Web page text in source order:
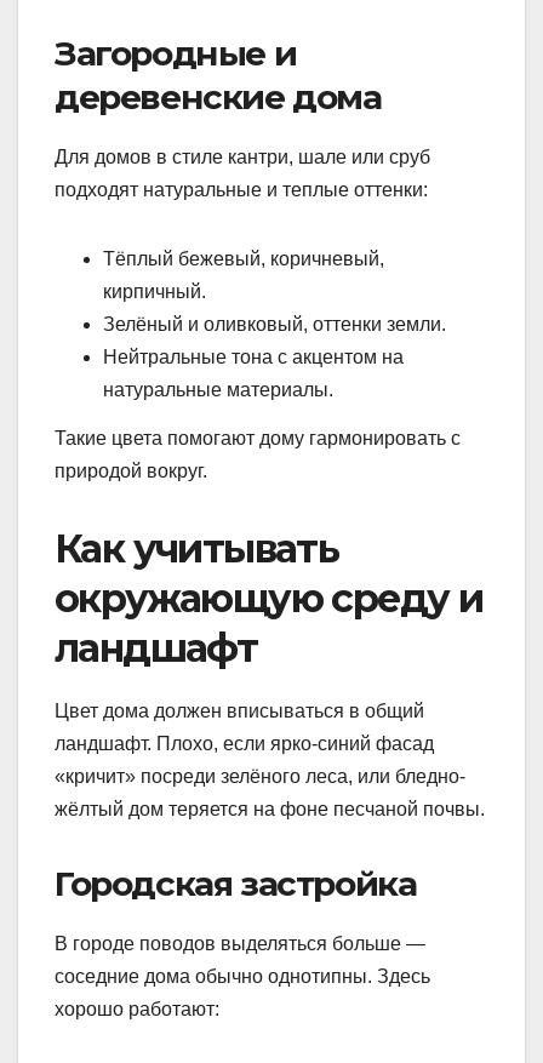
Загородные и
деревенские дома
Для домов в стиле кантри, шале или сруб
подходят натуральные и теплые оттенки:
Тёплый бежевый, коричневый,
кирпичный.
Зелёный и оливковый, оттенки земли.
Нейтральные тона с акцентом на
натуральные материалы.
Такие цвета помогают дому гармонировать с
природой вокруг.
Как учитывать
окружающую среду и
ландшафт
Цвет дома должен вписываться в общий
ландшафт. Плохо, если ярко-синий фасад
«кричит» посреди зелёного леса, или бледно-
жёлтый дом теряется на фоне песчаной почвы.
Городская застройка
В городе поводов выделяться больше —
соседние дома обычно однотипны. Здесь
хорошо работают: